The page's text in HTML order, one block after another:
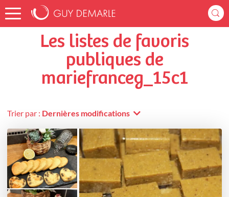
Accueil mariefranceg_15c1
Les listes de favoris
publiques de
mariefranceg_15c1
Trier par : Dernières modifications